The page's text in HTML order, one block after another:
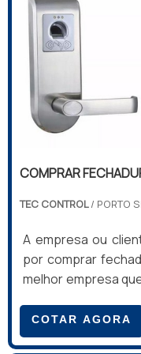
Veja mais:
apartamento do
COMPRAR
COMPRAR
TEC CONTROL/ PORTO
A empresa ou
por comprar
melhor empresa
do segmento e
qualidade e custo
COTAR AGORA